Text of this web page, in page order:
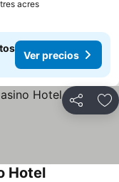
acres
Ver precios
Compartir
Hotel